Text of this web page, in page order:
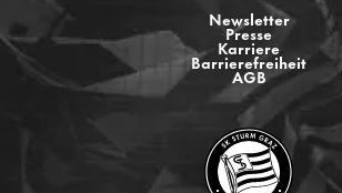
Newsletter
Presse
Karriere
Barrierefreiheit
AGB